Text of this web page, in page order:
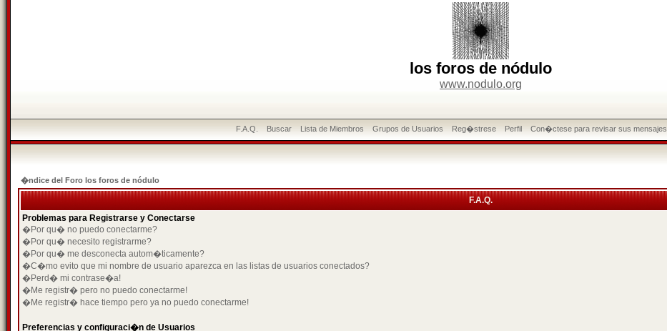
los foros de nódulo
www.nodulo.org
F.A.Q. Buscar Lista de Miembros Grupos de Usuarios Reg�strese Perfil Con�ctese para revisar sus mensajes
�ndice del Foro los foros de nódulo
F.A.Q.
Problemas para Registrarse y Conectarse
�Por qu� no puedo conectarme?
�Por qu� necesito registrarme?
�Por qu� me desconecta autom�ticamente?
�C�mo evito que mi nombre de usuario aparezca en las listas de usuarios conectados?
�Perd� mi contrase�a!
�Me registr� pero no puedo conectarme!
�Me registr� hace tiempo pero ya no puedo conectarme!
Preferencias y configuraci�n de Usuarios